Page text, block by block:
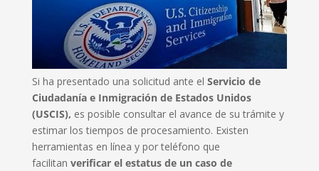
Si ha presentado una solicitud ante el Servicio de
Ciudadanía e Inmigración de Estados Unidos
(USCIS), es posible consultar el avance de su trámite y
estimar los tiempos de procesamiento. Existen
herramientas en línea y por teléfono que
facilitan verificar el estatus de un caso de